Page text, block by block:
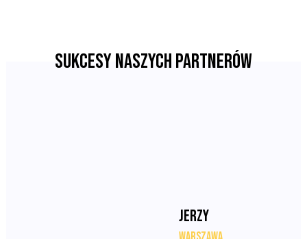
Sukcesy naszych partnerów
Jerzy